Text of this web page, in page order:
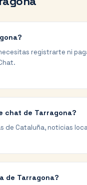
registrarte ni
chat de Tarragona?
de Cataluña, noticias
de Tarragona?